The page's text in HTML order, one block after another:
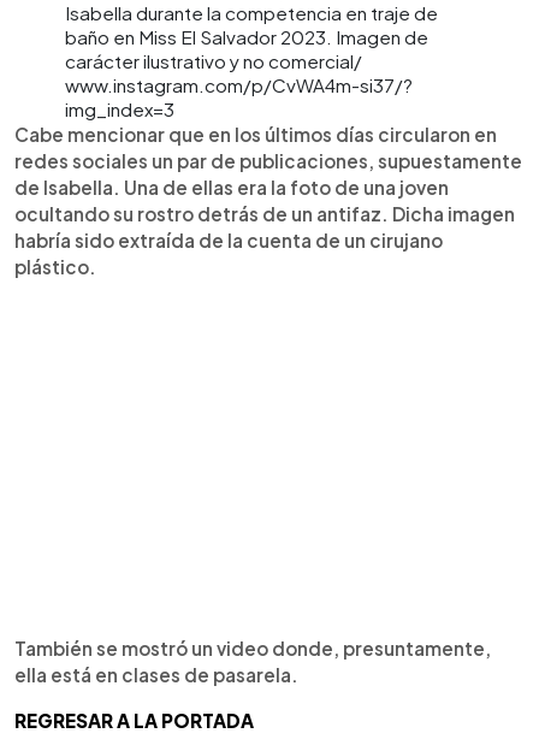
Isabella durante la competencia en traje de
baño en Miss El Salvador 2023. Imagen de
carácter ilustrativo y no comercial/
www.instagram.com/p/CvWA4m-si37/?
img_index=3
Cabe mencionar que en los últimos días circularon en
redes sociales un par de publicaciones, supuestamente
de Isabella. Una de ellas era la foto de una joven
ocultando su rostro detrás de un antifaz. Dicha imagen
habría sido extraída de la cuenta de un cirujano
plástico.
También se mostró un video donde, presuntamente,
ella está en clases de pasarela.
REGRESAR A LA PORTADA